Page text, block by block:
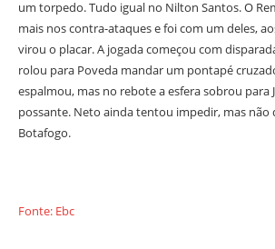
um torpedo. Tudo igual no Nilton Santos. O
mais nos contra-ataques e foi com um deles,
virou o placar. A jogada começou com
rolou para Poveda mandar um pontapé
espalmou, mas no rebote a esfera sobrou para
possante. Neto ainda tentou impedir, mas não
Botafogo.
Fonte: Ebc